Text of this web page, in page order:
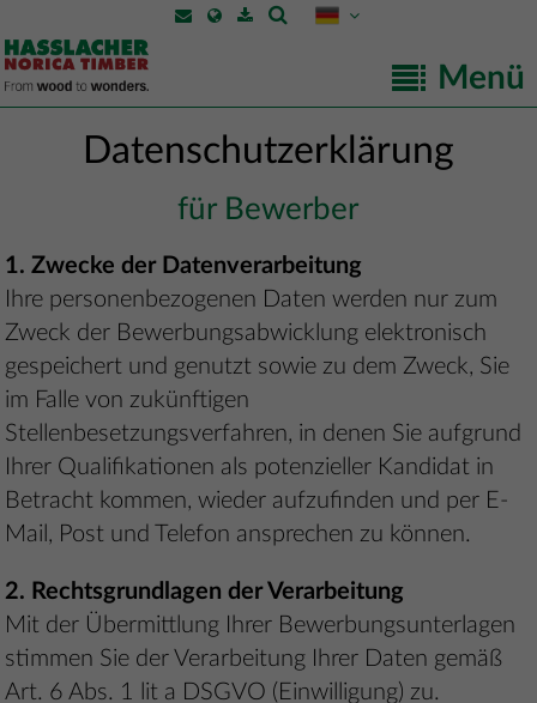
Menü
Datenschutzerklärung
für Bewerber
1. Zwecke der Datenverarbeitung
Ihre personenbezogenen Daten werden nur zum
Zweck der Bewerbungsabwicklung elektronisch
gespeichert und genutzt sowie zu dem Zweck, Sie
im Falle von zukünftigen
Stellenbesetzungsverfahren, in denen Sie aufgrund
Ihrer Qualifikationen als potenzieller Kandidat in
Betracht kommen, wieder aufzufinden und per E-
Mail, Post und Telefon ansprechen zu können.
2. Rechtsgrundlagen der Verarbeitung
Mit der Übermittlung Ihrer Bewerbungsunterlagen
stimmen Sie der Verarbeitung Ihrer Daten gemäß
Art. 6 Abs. 1 lit a DSGVO (Einwilligung) zu.